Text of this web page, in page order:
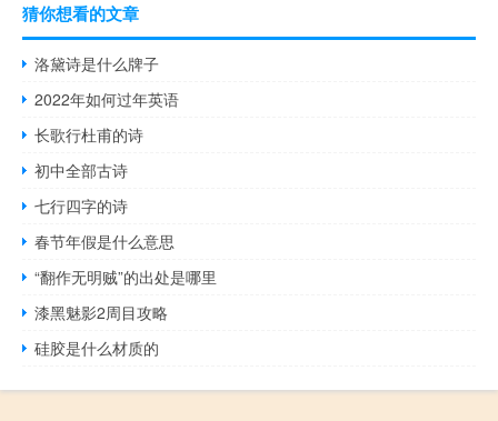
猜你想看的文章
洛黛诗是什么牌子
2022年如何过年英语
长歌行杜甫的诗
初中全部古诗
七行四字的诗
春节年假是什么意思
“翻作无明贼”的出处是哪里
漆黑魅影2周目攻略
硅胶是什么材质的